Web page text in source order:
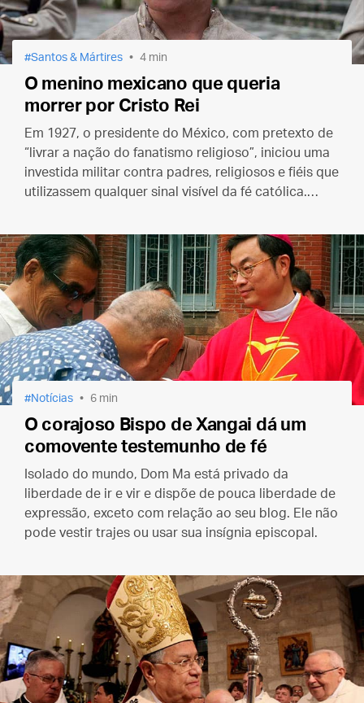
Santos & Mártires 4 min
O menino mexicano que queria
morrer por Cristo Rei
Em 1927, o presidente do México, com pretexto de
“livrar a nação do fanatismo religioso”, iniciou uma
investida militar contra padres, religiosos e fiéis que
utilizassem qualquer sinal visível da fé católica.
Notícias 6 min
O corajoso Bispo de Xangai dá um
comovente testemunho de fé
Isolado do mundo, Dom Ma está privado da
liberdade de ir e vir e dispõe de pouca liberdade de
expressão, exceto com relação ao seu blog. Ele não
pode vestir trajes ou usar sua insígnia episcopal.